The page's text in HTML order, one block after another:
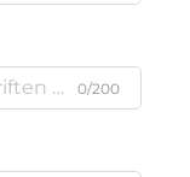
0/200